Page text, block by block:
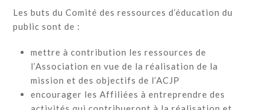
Les buts du Comité des ressources d’éducation du
public sont de :
mettre à contribution les ressources de
l’Association en vue de la réalisation de la
mission et des objectifs de l’ACJP
encourager les Affiliées à entreprendre des